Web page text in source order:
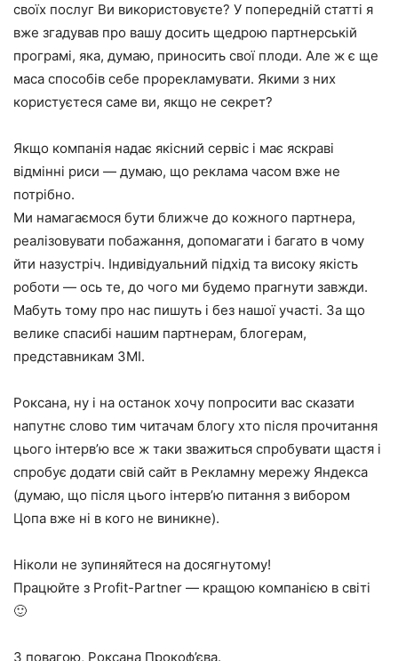
своїх послуг Ви використовуєте? У попередній статті я
вже згадував про вашу досить щедрою партнерській
програмі, яка, думаю, приносить свої плоди. Але ж є ще
маса способів себе прорекламувати. Якими з них
користуєтеся саме ви, якщо не секрет?
Якщо компанія надає якісний сервіс і має яскраві
відмінні риси — думаю, що реклама часом вже не
потрібно.
Ми намагаємося бути ближче до кожного партнера,
реалізовувати побажання, допомагати і багато в чому
йти назустріч. Індивідуальний підхід та високу якість
роботи — ось те, до чого ми будемо прагнути завжди.
Мабуть тому про нас пишуть і без нашої участі. За що
велике спасибі нашим партнерам, блогерам,
представникам ЗМІ.
Роксана, ну і на останок хочу попросити вас сказати
напутнє слово тим читачам блогу хто після прочитання
цього інтерв’ю все ж таки зважиться спробувати щастя і
спробує додати свій сайт в Рекламну мережу Яндекса
(думаю, що після цього інтерв’ю питання з вибором
Цопа вже ні в кого не виникне).
Ніколи не зупиняйтеся на досягнутому!
Працюйте з Profit-Partner — кращою компанією в світі
🙂
З повагою, Роксана Прокоф’єва.